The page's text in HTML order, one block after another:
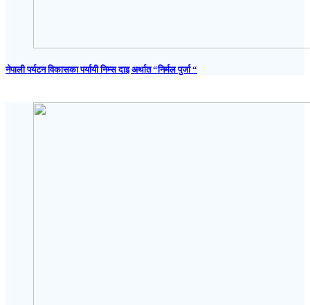
नेपाली पर्यटन विकासका पर्यायी निम्स दाइ अर्थात “निर्मल पुर्जा “